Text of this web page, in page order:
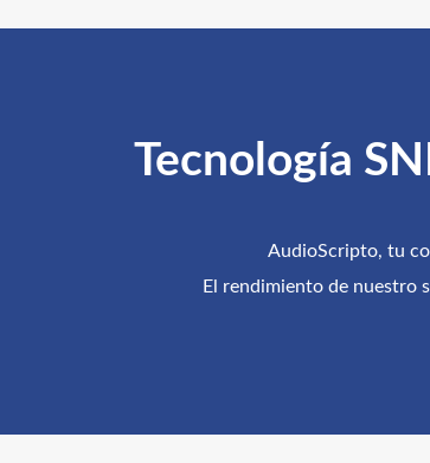
Tecnología
AudioScripto, tu
El rendimiento de nuestro